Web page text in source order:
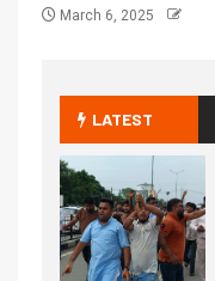
March 6, 2025
LATEST